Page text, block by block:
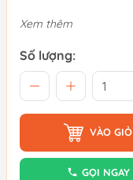
Xem thêm
Số lượng:
VÀO GIỎ
GỌI NGAY